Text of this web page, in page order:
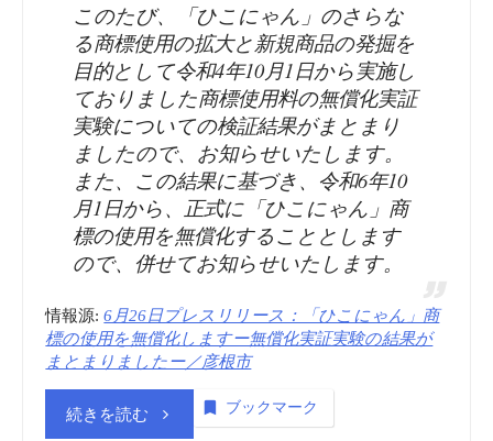
このたび、「ひこにゃん」のさらな
る商標使用の拡大と新規商品の発掘を
目的として令和4年10月1日から実施し
ておりました商標使用料の無償化実証
実験についての検証結果がまとまり
ましたので、お知らせいたします。
また、この結果に基づき、令和6年10
月1日から、正式に「ひこにゃん」商
標の使用を無償化することとします
ので、併せてお知らせいたします。
情報源:6月26日プレスリリース：「ひこにゃん」商
標の使用を無償化しますー無償化実証実験の結果が
まとまりましたー／彦根市
続きを読む“商 ブックマーク